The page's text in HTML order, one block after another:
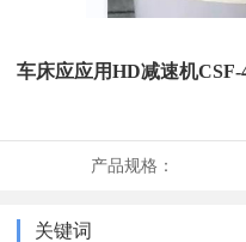
车床应应用HD减速机
产品规格：
关键词